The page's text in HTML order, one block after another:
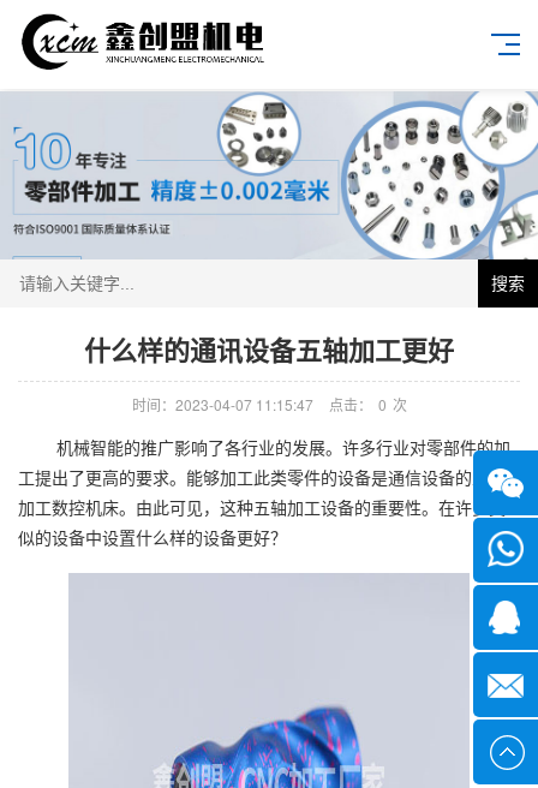
搜索
什么样的通讯设备五轴加工更好
时间：2023-04-07 11:15:47 点击： 0 次
机械智能的推广影响了各行业的发展。许多行业对零部件的加
工提出了更高的要求。能够加工此类零件的设备是通信设备的五轴
加工数控机床。由此可见，这种五轴加工设备的重要性。在许多类
似的设备中设置什么样的设备更好？
微信